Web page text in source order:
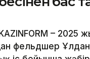
– 2025
фельдшер